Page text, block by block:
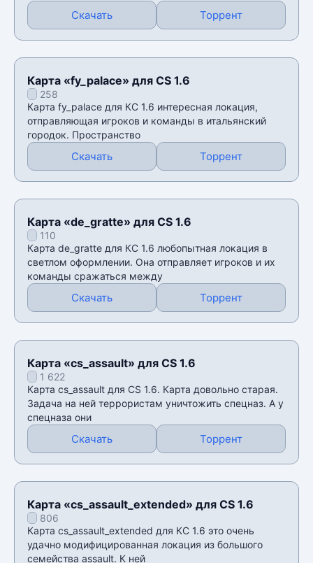
Скачать Торрент
Карта «fy_palace» для CS 1.6
258
Карта fy_palace для КС 1.6 интересная локация,
отправляющая игроков и команды в итальянский
городок. Пространство
Скачать Торрент
Карта «de_gratte» для CS 1.6
110
Карта de_gratte для КС 1.6 любопытная локация в
светлом оформлении. Она отправляет игроков и их
команды сражаться между
Скачать Торрент
Карта «cs_assault» для CS 1.6
1 622
Карта cs_assault для CS 1.6. Карта довольно старая.
Задача на ней террористам уничтожить спецназ. А у
спецназа они
Скачать Торрент
Карта «cs_assault_extended» для CS 1.6
806
Карта cs_assault_extended для КС 1.6 это очень
удачно модифицированная локация из большого
семейства assault. К ней